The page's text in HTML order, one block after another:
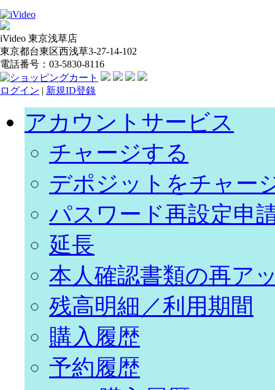
iVideo 東京浅草店
東京都台東区西浅草3-27-14-102
電話番号：03-5830-8116
ログイン | 新規ID登錄
アカウントサービス
チャージする
デポジットをチャー
パスワード再設定申
延長
本人確認書類の再ア
残高明細／利用期間
購入履歴
予約履歴